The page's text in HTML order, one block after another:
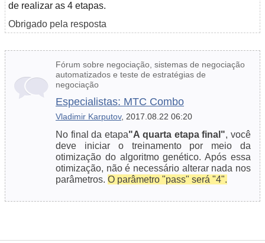
de realizar as 4 etapas.
Obrigado pela resposta
Fórum sobre negociação, sistemas de negociação
automatizados e teste de estratégias de
negociação
Especialistas: MTC Сombo
Vladimir Karputov, 2017.08.22 06:20
No final da etapa"A quarta etapa final", você
deve iniciar o treinamento por meio da
otimização do algoritmo genético. Após essa
otimização, não é necessário alterar nada nos
parâmetros. O parâmetro "pass" será "4".